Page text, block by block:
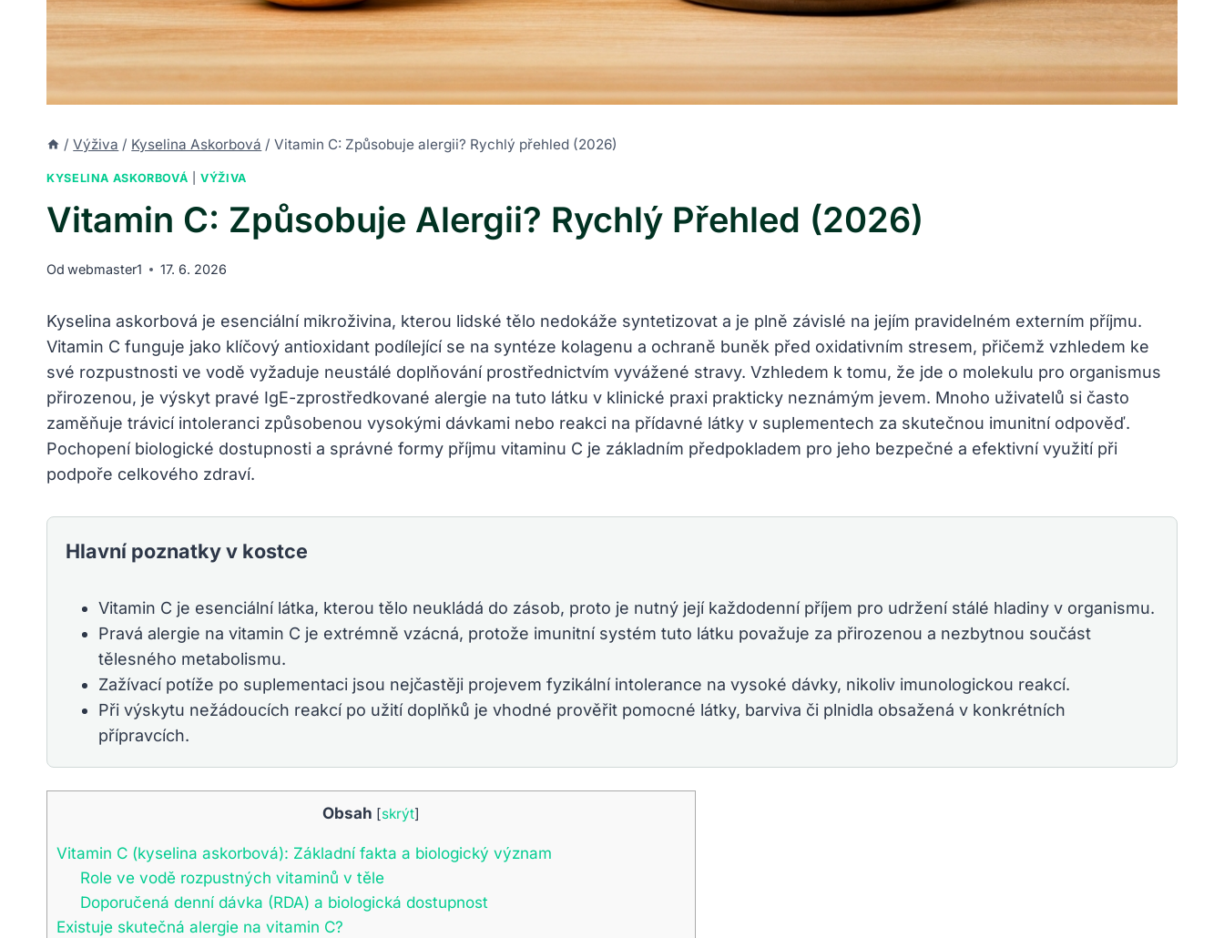
/ Výživa / Kyselina Askorbová / Vitamin C: Způsobuje alergii? Rychlý přehled (2026)
KYSELINA ASKORBOVÁ |VÝŽIVA
Vitamin C: Způsobuje Alergii? Rychlý Přehled (2026)
Od webmaster1 17. 6. 2026
Kyselina askorbová je esenciální mikroživina, kterou lidské tělo nedokáže syntetizovat a je plně závislé na jejím pravidelném externím příjmu.
Vitamin C funguje jako klíčový antioxidant podílející se na syntéze kolagenu a ochraně buněk před oxidativním stresem, přičemž vzhledem ke
své rozpustnosti ve vodě vyžaduje neustálé doplňování prostřednictvím vyvážené stravy. Vzhledem k tomu, že jde o molekulu pro organismus
přirozenou, je výskyt pravé IgE-zprostředkované alergie na tuto látku v klinické praxi prakticky neznámým jevem. Mnoho uživatelů si často
zaměňuje trávicí intoleranci způsobenou vysokými dávkami nebo reakci na přídavné látky v suplementech za skutečnou imunitní odpověď.
Pochopení biologické dostupnosti a správné formy příjmu vitaminu C je základním předpokladem pro jeho bezpečné a efektivní využití při
podpoře celkového zdraví.
Hlavní poznatky v kostce
Vitamin C je esenciální látka, kterou tělo neukládá do zásob, proto je nutný její každodenní příjem pro udržení stálé hladiny v organismu.
Pravá alergie na vitamin C je extrémně vzácná, protože imunitní systém tuto látku považuje za přirozenou a nezbytnou součást
tělesného metabolismu.
Zažívací potíže po suplementaci jsou nejčastěji projevem fyzikální intolerance na vysoké dávky, nikoliv imunologickou reakcí.
Při výskytu nežádoucích reakcí po užití doplňků je vhodné prověřit pomocné látky, barviva či plnidla obsažená v konkrétních
přípravcích.
Obsah [skrýt]
Vitamin C (kyselina askorbová): Základní fakta a biologický význam
Role ve vodě rozpustných vitaminů v těle
Doporučená denní dávka (RDA) a biologická dostupnost
Existuje skutečná alergie na vitamin C?